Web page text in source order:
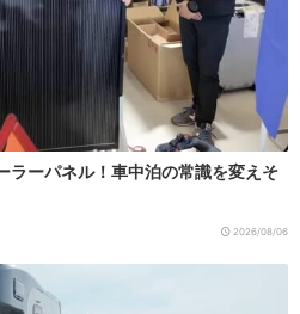
ラーパネル！車中泊の常識を変えそ
2026/08/06